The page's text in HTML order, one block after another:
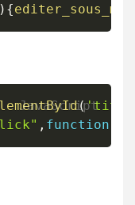
) {
('title-
, function